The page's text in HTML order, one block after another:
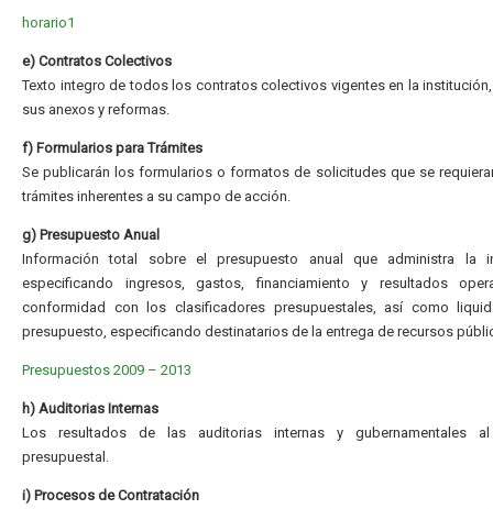
horario1
e) Contratos Colectivos
Texto integro de todos los contratos colectivos vigentes en la
sus anexos y reformas.
f) Formularios para Trámites
Se publicarán los formularios o formatos de solicitudes que se
trámites inherentes a su campo de acción.
g) Presupuesto Anual
Información total sobre el presupuesto anual que administra la
especificando ingresos, gastos, financiamiento y resultados
conformidad con los clasificadores presupuestales, así como
presupuesto, especificando destinatarios de la entrega de recursos
Presupuestos 2009 – 2013
h) Auditorias Internas
Los resultados de las auditorias internas y gubernamentales
presupuestal.
i) Procesos de Contratación